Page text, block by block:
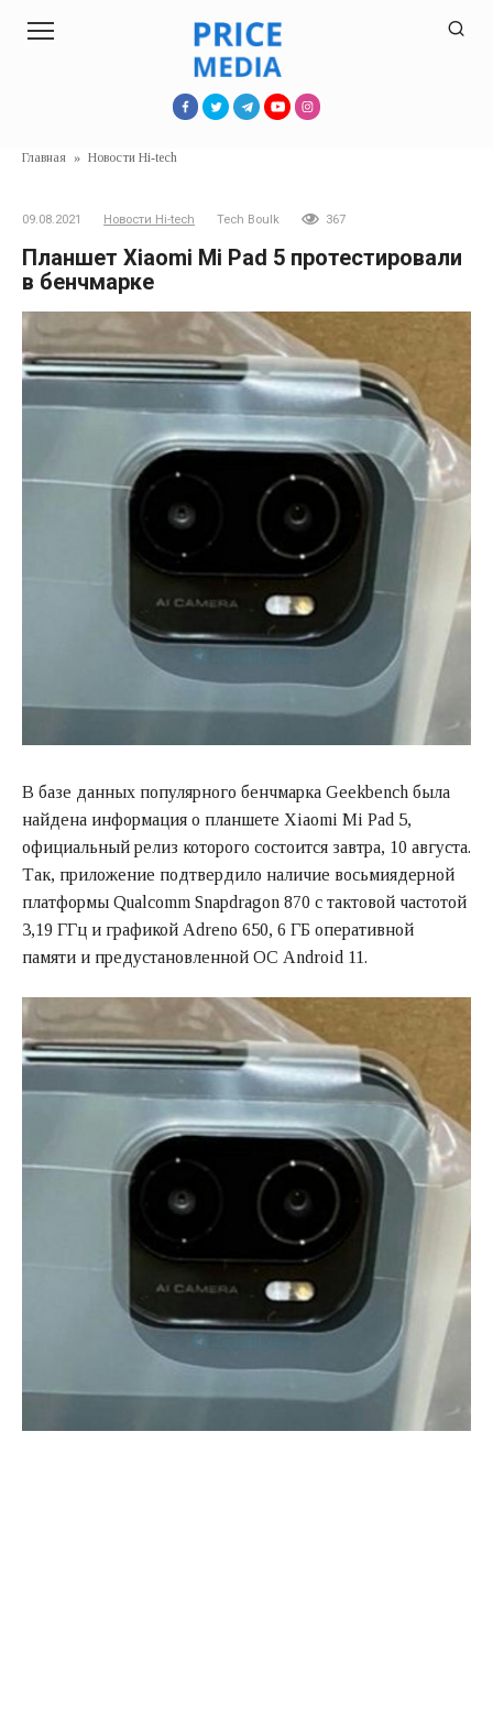
Главная » Новости Hi-tech
09.08.2021 Новости Hi-tech Tech Boulk 367
Планшет Xiaomi Mi Pad 5 протестировали
в бенчмарке
В базе данных популярного бенчмарка Geekbench была
найдена информация о планшете Xiaomi Mi Pad 5,
официальный релиз которого состоится завтра, 10 августа.
Так, приложение подтвердило наличие восьмиядерной
платформы Qualcomm Snapdragon 870 с тактовой частотой
3,19 ГГц и графикой Adreno 650, 6 ГБ оперативной
памяти и предустановленной ОС Android 11.